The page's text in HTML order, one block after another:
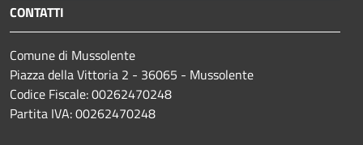
CONTATTI
Comune di Mussolente
Piazza della Vittoria 2 - 36065 - Mussolente
Codice Fiscale: 00262470248
Partita IVA: 00262470248